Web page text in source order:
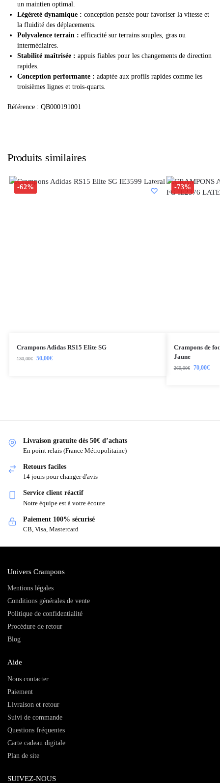
un maintien optimal.
Légèreté dynamique : conception pensée pour favoriser la vitesse et
la fluidité des déplacements.
Polyvalence terrain : efficacité sur terrains souples, gras ou
intermédiaires.
Stabilité maîtrisée : appuis fiables pour les changements de direction
rapides.
Conception performante : adaptée aux profils rapides comme les
troisièmes lignes et trois-quarts.
Référence : QB000191001
Produits similaires
-62%
Crampons Adidas RS15 Elite SG
130,00€ 50,00€
-73%
Crampons de
Jaune
260,00€ 70,00€
Livraison gratuite dès 50€ d’achats
En point relais (France Métropolitaine)
Retours faciles
14 jours pour changer d'avis
Service client réactif
Notre équipe est à votre écoute
Paiement 100% sécurisé
CB, Visa, Mastercard
Univers Crampons
Mentions légales
Conditions générales de vente
Politique de confidentialité
Procédure de retour
Blog
Aide
Nous contacter
Paiement
Livraison et retour
Suivi de commande
Questions fréquentes
Carte cadeau digitale
Plan de site
SUIVEZ-NOUS